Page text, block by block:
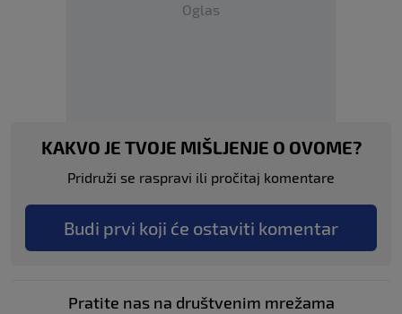
Oglas
KAKVO JE TVOJE MIŠLJENJE O OVOME?
Pridruži se raspravi ili pročitaj komentare
Budi prvi koji će ostaviti komentar
Pratite nas na društvenim mrežama